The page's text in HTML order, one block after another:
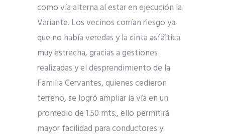
como vía alterna al estar en ejecución la
Variante. Los vecinos corrían riesgo ya
que no había veredas y la cinta asfáltica
muy estrecha, gracias a gestiones
realizadas y el desprendimiento de la
Familia Cervantes, quienes cedieron
terreno, se logró ampliar la vía en un
promedio de 1.50 mts., ello permitirá
mayor facilidad para conductores y